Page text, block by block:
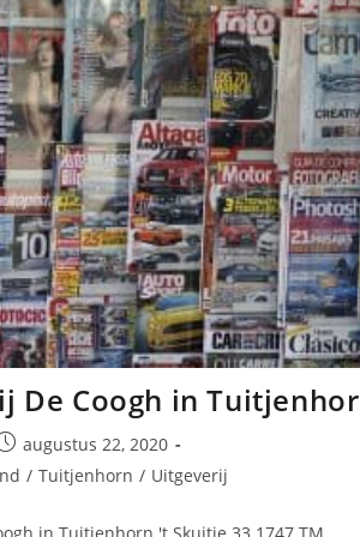
De Coogh in
augustus 22, 2020
/ Tuitjenhorn / Uitgeverij
in Tuitjenhorn 't Skuitje 33 1747 TM